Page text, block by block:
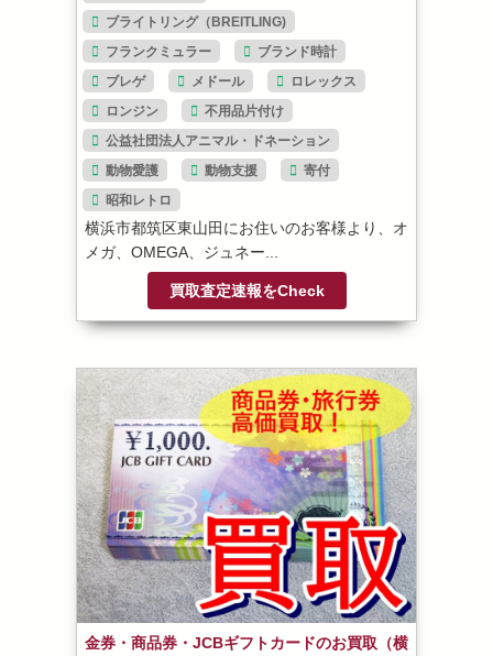
ブライトリング（BREITLING)
フランクミュラー
ブランド時計
ブレゲ
メドール
ロレックス
ロンジン
不用品片付け
公益社団法人アニマル・ドネーション
動物愛護
動物支援
寄付
昭和レトロ
横浜市都筑区東山田にお住いのお客様より、オ
メガ、OMEGA、ジュネー...
買取査定速報をCheck
金券・商品券・JCBギフトカードのお買取（横